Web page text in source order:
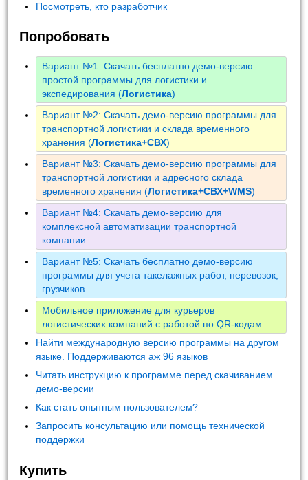
Посмотреть, кто разработчик
Попробовать
Вариант №1: Скачать бесплатно демо-версию
простой программы для логистики и
экспедирования (Логистика)
Вариант №2: Скачать демо-версию программы для
транспортной логистики и склада временного
хранения (Логистика+СВХ)
Вариант №3: Скачать демо-версию программы для
транспортной логистики и адресного склада
временного хранения (Логистика+СВХ+WMS)
Вариант №4: Скачать демо-версию для
комплексной автоматизации транспортной
компании
Вариант №5: Скачать бесплатно демо-версию
программы для учета такелажных работ, перевозок,
грузчиков
Мобильное приложение для курьеров
логистических компаний с работой по QR-кодам
Найти международную версию программы на другом
языке. Поддерживаются аж 96 языков
Читать инструкцию к программе перед скачиванием
демо-версии
Как стать опытным пользователем?
Запросить консультацию или помощь технической
поддержки
Купить